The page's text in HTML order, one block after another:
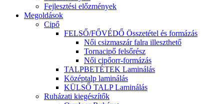
Fejlesztési előzmények
Megoldások
Cipő
FELSŐ/FŐVÉDŐ Összetétel és formázás
Női csizmaszár falra illeszthető
Tornacipő felsőrész
Női cipőorr-formázás
TALPBETÉTEK Laminálás
Középtalp laminálás
KÜLSŐ TALP Laminálás
Ruházati kiegészítők